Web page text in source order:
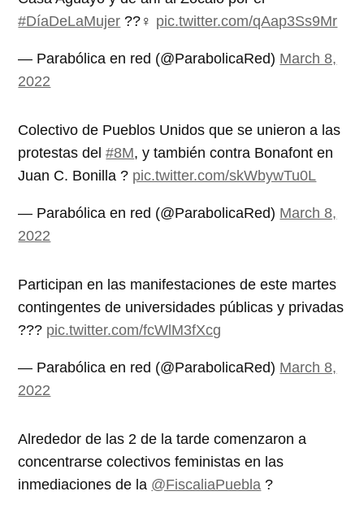
#DíaDeLaMujer ??‍♀️ pic.twitter.com/qAap3Ss9Mr
— Parabólica en red (@ParabolicaRed) March 8,
2022
Colectivo de Pueblos Unidos que se unieron a las
protestas del#8M, y también contra Bonafont en
Juan C. Bonilla ? pic.twitter.com/skWbywTu0L
— Parabólica en red (@ParabolicaRed) March 8,
2022
Participan en las manifestaciones de este martes
contingentes de universidades públicas y privadas
??? pic.twitter.com/fcWlM3fXcg
— Parabólica en red (@ParabolicaRed) March 8,
2022
Alrededor de las 2 de la tarde comenzaron a
concentrarse colectivos feministas en las
inmediaciones de la @FiscaliaPuebla ?